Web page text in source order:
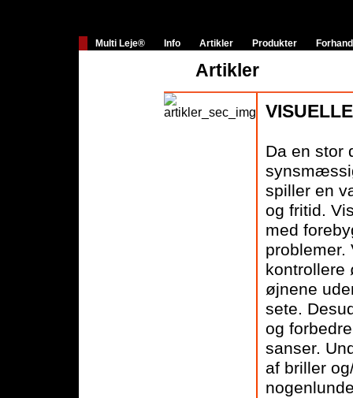
Multi Leje® Info Artikler Produkter
Artikler
Da en stor
spiller en
og fritid.
med
kontrollere
øjnene
sete.
og
sanser.
af briller